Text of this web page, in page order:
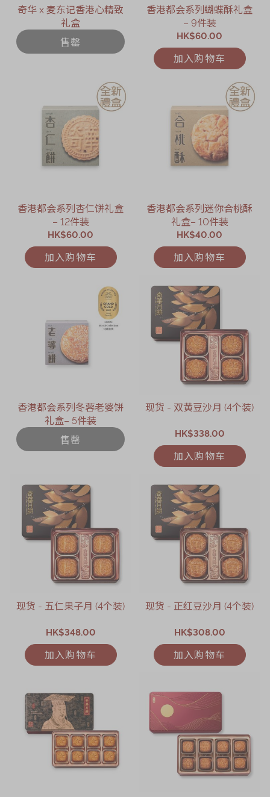
奇华 x 麦东记香港心精致
礼盒
售罄
香港都会系列蝴蝶酥礼盒
– 9件装
HK$60.00
加入购物车
香港都会系列杏仁饼礼盒
– 12件装
HK$60.00
加入购物车
香港都会系列迷你合桃酥
礼盒– 10件装
HK$40.00
加入购物车
香港都会系列冬蓉老婆饼
礼盒– 5件装
售罄
现货 - 双黄豆沙月 (4个装)
HK$338.00
加入购物车
现货 - 五仁果子月 (4个装)
HK$348.00
加入购物车
现货 - 正红豆沙月 (4个装)
HK$308.00
加入购物车